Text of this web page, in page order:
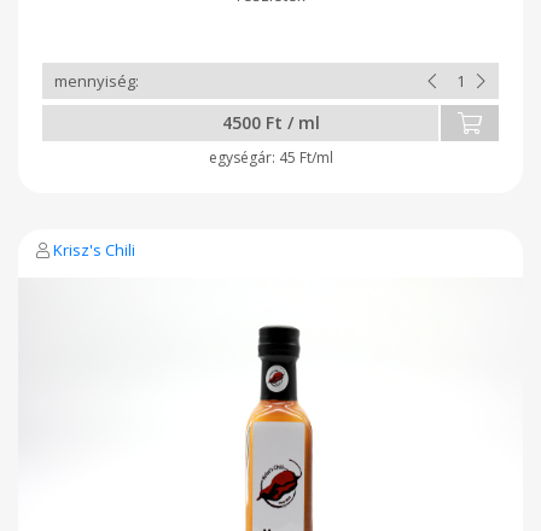
4500 Ft / ml
45 Ft/ml
Krisz's Chili